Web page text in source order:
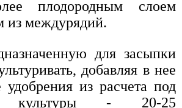
плодородным слоем
из междурядий.
для засыпки
добавляя в нее
удобрения из расчета под
культуры - 20-25